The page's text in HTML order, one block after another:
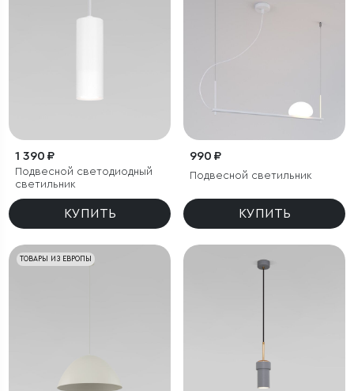
1 390 ₽
Подвесной светодиодный
светильник
КУПИТЬ
990 ₽
Подвесной светильник
КУПИТЬ
ТОВАРЫ ИЗ ЕВРОПЫ